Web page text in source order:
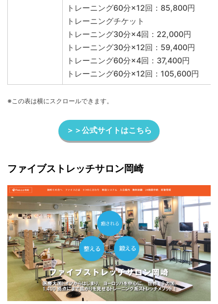
トレーニング60分×12回：85,800円
トレーニングチケット
トレーニング30分×4回：22,000円
トレーニング30分×12回：59,400円
トレーニング60分×4回：37,400円
トレーニング60分×12回：105,600円
※この表は横にスクロールできます。
＞＞公式サイトはこちら
ファイブストレッチサロン岡崎